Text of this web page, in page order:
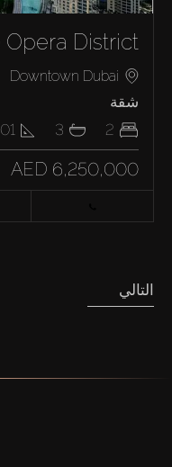
District
Downtown Dubai
شقة
2
3
AED 6,250,000
التالي